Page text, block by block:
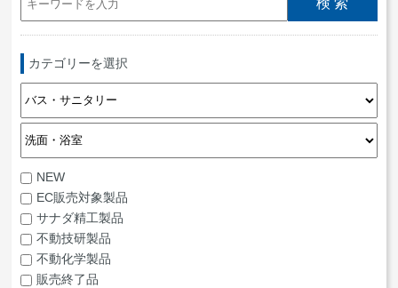
カテゴリーを選択
NEW
EC販売対象製品
サナダ精工製品
不動技研製品
不動化学製品
販売終了品